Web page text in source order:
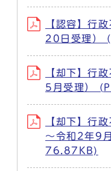
【認容】行
20日受理）
【却下】行
5月受理）
【却下】行
～令和2年9
76.87KB)